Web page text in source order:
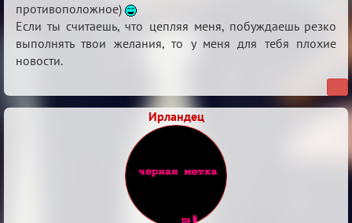
противоположное)
Если ты считаешь, что цепляя меня, побуждаешь резко
выполнять твои желания, то у меня для тебя плохие
новости.
Ирландец